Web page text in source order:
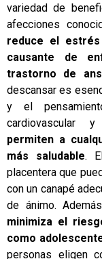
variedad de
afecciones
reduce el
causante de
trastorno de
descansar es
y el
cardiovascular y
permiten a
más saludable.
placentera que
con un canapé
de ánimo.
minimiza el
como
personas eligen